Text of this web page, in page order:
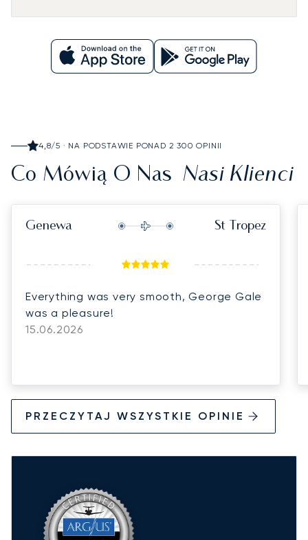
4,8/5 · NA PODSTAWIE PONAD 2 300 OPINII
Co Mówią O Nas Nasi Klienci
Genewa St Tropez
Everything was very smooth, George Gale
was a pleasure!
15.06.2026
PRZECZYTAJ WSZYSTKIE OPINIE